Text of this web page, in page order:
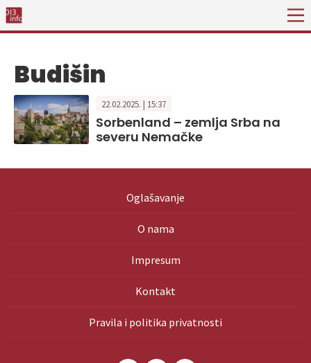
Budišin
22.02.2025. | 15:37
Sorbenland – zemlja Srba na
severu Nemačke
Oglašavanje
O nama
Impresum
Kontakt
Pravila i politika privatnosti